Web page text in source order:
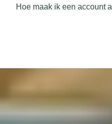
Hoe maak ik een account